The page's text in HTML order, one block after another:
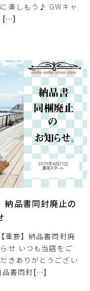
楽しもう♪ GWキャ
[…]
納品書同封廃止の
】納品書同封廃
せ いつも当店をご
きありがとうござい
品書同封[…]